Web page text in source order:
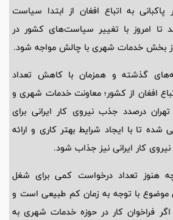
به اتباع افغان از ابتدا سیاست
تا امروز با تغییر سیاست‌های کشور در
بخش خدمات شهری با چالش مواجه شود.
گذشته و همزمان با کاهش تعداد
افغان از کشور؛ معاونت خدمات شهری و
درصدد جذب نیروی کار ایرانی برای
تا با ایجاد شرایط بهتر کاری و ارائه
کار ایرانی نیز جذاب شود.
هنوز تعداد درخواست کمی برای شغل
موضوع با توجه به زمان کم طبیعی است و
فراخوان‌ کار در حوزه خدمات شهری به